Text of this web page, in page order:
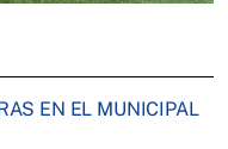
EN EL MUNICIPAL